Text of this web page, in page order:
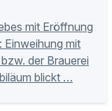
mit Eröffnung
Einweihung mit
der Brauerei
blickt …